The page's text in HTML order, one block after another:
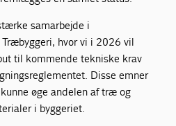
samarbejde i
hvor vi i 2026 vil
til kommende tekniske krav
Disse emner
øge andelen af træ og
i byggeriet.